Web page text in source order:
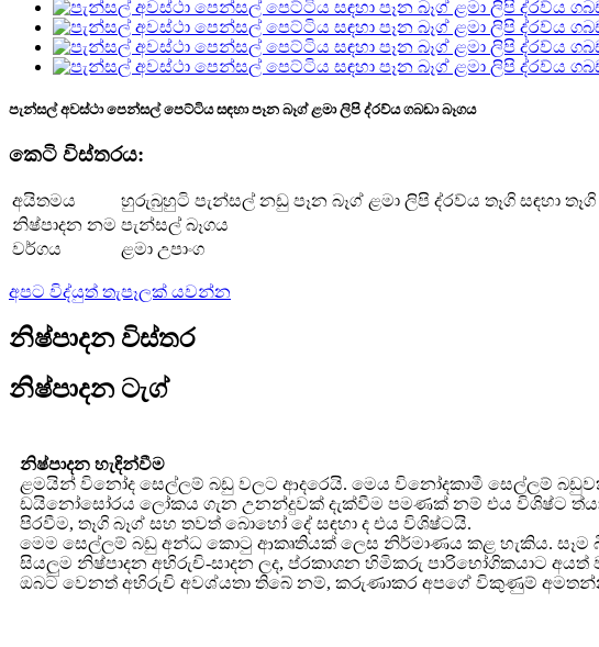
පැන්සල් අවස්ථා පෙන්සල් පෙට්ටිය සඳහා පෑන බෑග් ළමා ලිපි ද්රව්ය ගබඩා බෑගය
කෙටි විස්තරය:
අයිතමය
හුරුබුහුටි පැන්සල් නඩු පෑන බෑග් ළමා ලිපි ද්රව්ය තෑගි සඳහා
නිෂ්පාදන නම පැන්සල් බෑගය
වර්ගය
ළමා උපාංග
අපට විද්යුත් තැපෑලක් යවන්න
නිෂ්පාදන විස්තර
නිෂ්පාදන ටැග්
නිෂ්පාදන හැඳින්වීම
ළමයින් විනෝද සෙල්ලම් බඩු වලට ආදරෙයි. මෙය විනෝදකාමී සෙල්ලම්
ඩයිනෝසෝරය ලෝකය ගැන උනන්දුවක් දැක්වීම පමණක් නම් එය විශිෂ්ට
පිරවීම, තෑගි බෑග් සහ තවත් බොහෝ දේ සඳහා ද එය විශිෂ්ටයි.
මෙම සෙල්ලම් බඩු අන්ධ කොටු ආකෘතියක් ලෙස නිර්මාණය කළ හැකිය.
සියලුම නිෂ්පාදන අභිරුචි-සාදන ලද, ප්රකාශන හිමිකරු පාරිභෝගිකයාට
ඔබට වෙනත් අභිරුචි අවශ්යතා තිබේ නම්, කරුණාකර අපගේ විකුණුම්